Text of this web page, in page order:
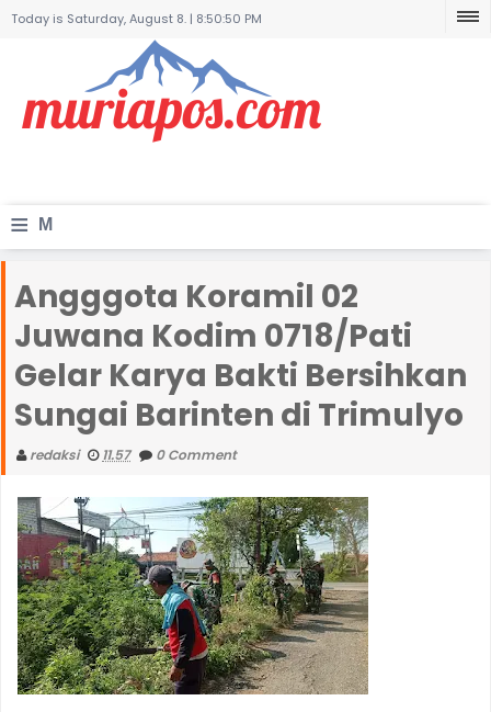
Today is Saturday, August 8. | 8:50:50 PM
≡ M
n
u
Angggota Koramil 02
Juwana Kodim 0718/Pati
Gelar Karya Bakti Bersihkan
Sungai Barinten di Trimulyo
redaksi 11.57 0 Comment